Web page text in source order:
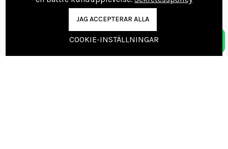
08 403 003 60
info@vinylgolvbutiken.se
JAG ACCEPTERAR ALLA
COOKIE-INSTÄLLNINGAR